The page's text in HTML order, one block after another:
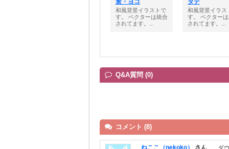
景・ヨコ
和風背景イラストで
す。 ベクターは統合
されてます。...
タテ
和風背景イラス
す。 ベクター
されてます。...
Q&A質問 (0)
コメント (8)
ねここ（nekoko） さん